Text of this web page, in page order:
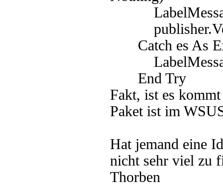
Catch es As
End Try
Fakt, ist es
Paket ist im
Hat jemand eine
nicht sehr viel zu
Thorben